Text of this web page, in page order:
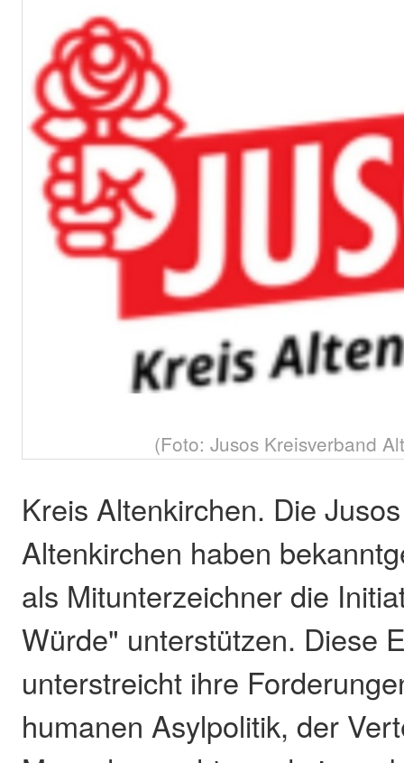
(Foto: Jusos Kreisverband
Kreis Altenkirchen. Die
Altenkirchen haben
als Mitunterzeichner die
Würde" unterstützen. Diese
unterstreicht ihre
humanen Asylpolitik, der